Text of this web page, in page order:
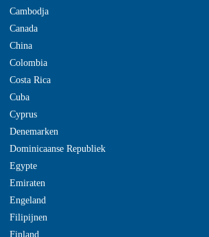
Cambodja
Canada
China
Colombia
Costa Rica
Cuba
Cyprus
Denemarken
Dominicaanse Republiek
Egypte
Emiraten
Engeland
Filipijnen
Finland